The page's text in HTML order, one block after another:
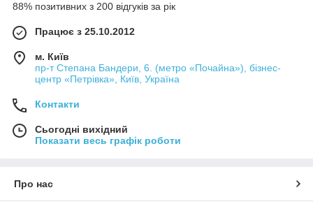
88% позитивних з 200 відгуків за рік
Працює з 25.10.2012
м. Київ
пр-т Степана Бандери, 6. (метро «Почайна»), бізнес-
центр «Петрівка», Київ, Україна
Контакти
Сьогодні вихідний
Показати весь графік роботи
Про нас